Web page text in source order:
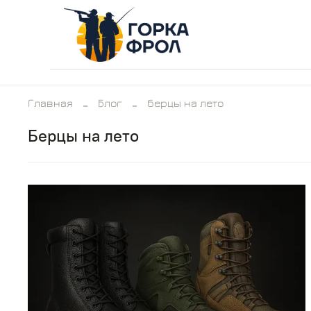
Главная Блог берцы на лето
берцы на лето